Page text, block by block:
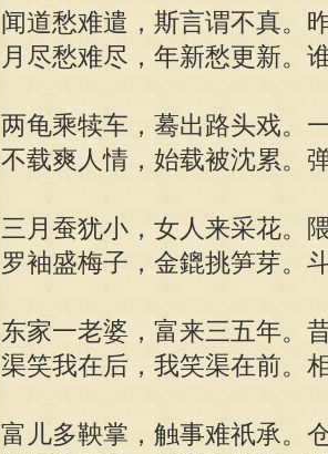
闻道愁难遣，斯言谓不真。
月尽愁难尽，年新愁更新。
两龟乘犊车，蓦出路头戏。
不载爽人情，始载被沈累。
三月蚕犹小，女人来采花。
罗袖盛梅子，金鎞挑笋芽。
东家一老婆，富来三五年。
渠笑我在后，我笑渠在前。
富儿多鞅掌，触事难祇承。